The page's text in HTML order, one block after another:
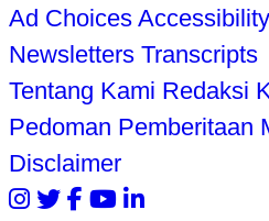
Ad Choices
Newsletters Transcripts
Tentang Kami Redaksi
Pedoman Pemberitaan
Disclaimer